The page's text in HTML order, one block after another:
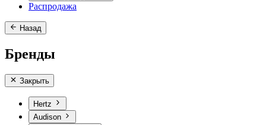
Распродажа
Назад
Бренды
Закрыть
Hertz
Audison